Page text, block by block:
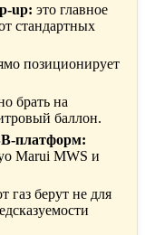
up: это главное
стандартных
позиционирует
брать на
баллон.
платформ:
Marui MWS и
газ берут не для